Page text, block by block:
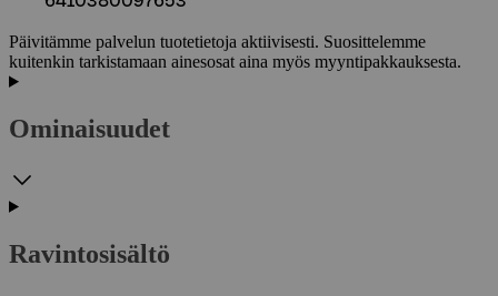
Päivitämme palvelun tuotetietoja aktiivisesti. Suosittelemme
kuitenkin tarkistamaan ainesosat aina myös myyntipakkauksesta.
Ominaisuudet
Ravintosisältö